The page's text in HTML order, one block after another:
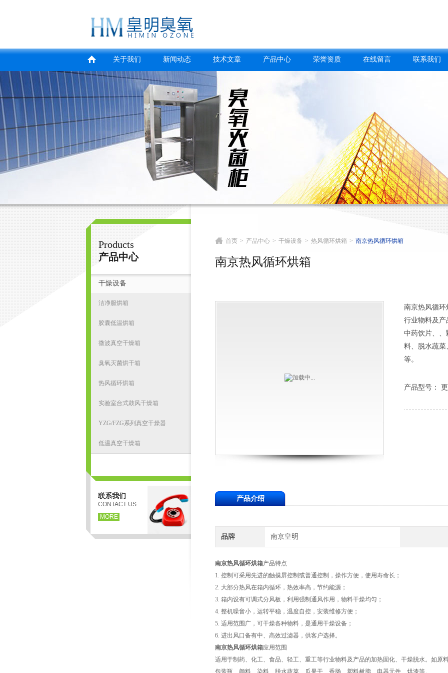
南京皇明臭氧机电设备厂
关于我们 新闻动态 技术文章 产品中心 荣誉资质 在线留言 联系我们
Products
产品中心
干燥设备
洁净服烘箱
胶囊低温烘箱
微波真空干燥箱
臭氧灭菌烘干箱
热风循环烘箱
实验室台式鼓风干燥箱
YZG/FZG系列真空干燥器
低温真空干燥箱
联系我们
CONTACT US
MORE
首页 > 产品中心 > 干燥设备 > 热风循环烘箱 > 南京热风循环烘箱
南京热风循环烘箱
南京热风循
行业物料及
中药饮片、
料、脱水蔬
等。
产品型号：
产品介绍
品牌 南京皇明
南京热风循环烘箱产品特点
1. 控制可采用先进的触摸屏控制或普通控制，操作方便，使用寿命长；
2. 大部分热风在箱内循环，热效率高，节约能源；
3. 箱内设有可调式分风板，利用强制通风作用，物料干燥均匀；
4. 整机噪音小，运转平稳，温度自控，安装维修方便；
5. 适用范围广，可干燥各种物料，是通用干燥设备；
6. 进出风口备有中、高效过滤器，供客户选择。
南京热风循环烘箱应用范围
适用于制药、化工、食品、轻工、重工等行业物料及产品的加热固化、干燥脱水。如原
包装瓶、颜料、染料、脱水蔬菜、瓜果干、香肠、塑料树脂、电器元件、烘漆等。